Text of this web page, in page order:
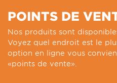
POINTS DE
Nos produits sont
Voyez quel endroit est le
option en ligne vous
«points de vente».